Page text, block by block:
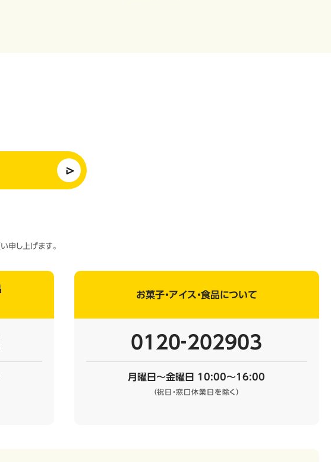
申し上げます。
お菓子・アイス・食品について
0120‐202903
月曜日～金曜日 10:00～16:00
（祝日・窓口休業日を除く）